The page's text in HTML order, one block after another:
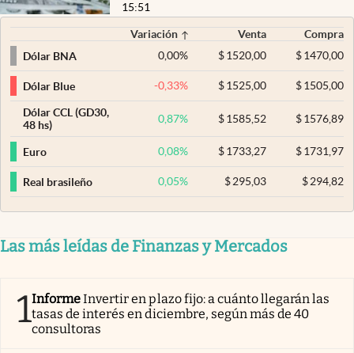
15:51
Variación Venta
Compra
Dólar BNA
0,00% $ 1520,00 $1470,00
Dólar Blue -0,33% $ 1525,00 $1505,00
Dólar CCL (GD30,
48 hs)
0,87% $ 1585,52 $1576,89
Euro 0,08% $ 1733,27 $1731,97
Real brasileño 0,05% $295,03 $294,82
Las más leídas de Finanzas y Mercados
1InformeInvertir en plazo fijo: a cuánto llegarán las
tasas de interés en diciembre, según más de 40
consultoras